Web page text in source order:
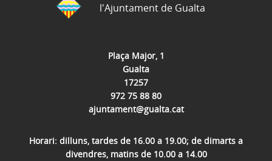
Plaça Major, 1
Gualta
17257
972 75 88 80
ajuntament@gualta.cat
Horari: dilluns, tardes de 16.00 a 19.00; de dimarts a
divendres, matins de 10.00 a 14.00
l'Ajuntament de Gualta